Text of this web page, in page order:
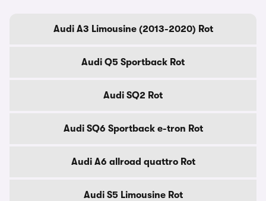
Audi A3 Limousine (2013-2020) Rot
Audi Q5 Sportback Rot
Audi SQ2 Rot
Audi SQ6 Sportback e-tron Rot
Audi A6 allroad quattro Rot
Audi S5 Limousine Rot